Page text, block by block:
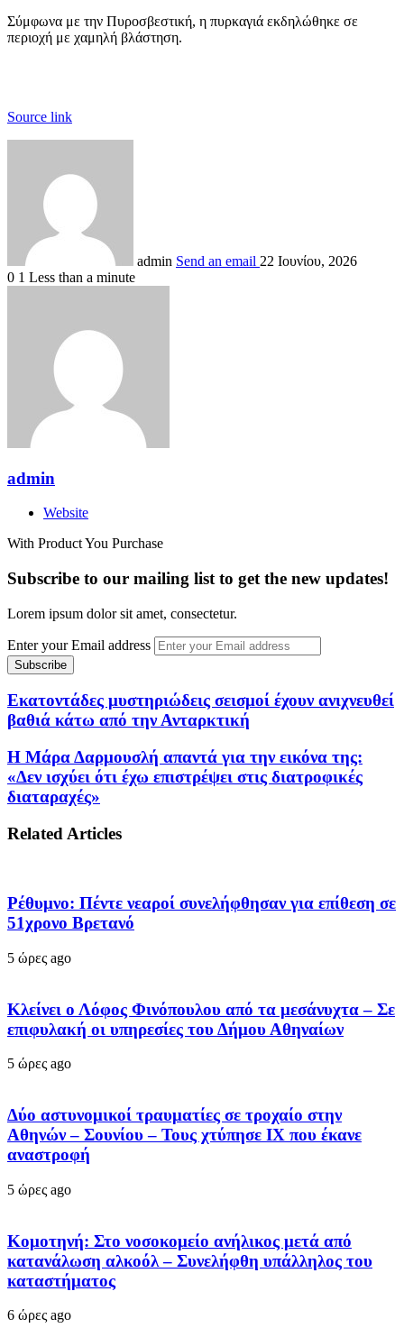
Σύμφωνα με την Πυροσβεστική, η πυρκαγιά εκδηλώθηκε σε
περιοχή με χαμηλή βλάστηση.
Source link
admin Send an email 22 Ιουνίου, 2026
0 1 Less than a minute
admin
Website
With Product You Purchase
Subscribe to our mailing list to get the new updates!
Lorem ipsum dolor sit amet, consectetur.
Enter your Email address
Εκατοντάδες μυστηριώδεις σεισμοί έχουν ανιχνευθεί
βαθιά κάτω από την Ανταρκτική
Η Μάρα Δαρμουσλή απαντά για την εικόνα της:
«Δεν ισχύει ότι έχω επιστρέψει στις διατροφικές
διαταραχές»
Related Articles
Ρέθυμνο: Πέντε νεαροί συνελήφθησαν για επίθεση σε
51χρονο Βρετανό
5 ώρες ago
Κλείνει ο Λόφος Φινόπουλου από τα μεσάνυχτα – Σε
επιφυλακή οι υπηρεσίες του Δήμου Αθηναίων
5 ώρες ago
Δύο αστυνομικοί τραυματίες σε τροχαίο στην
Αθηνών – Σουνίου – Τους χτύπησε ΙΧ που έκανε
αναστροφή
5 ώρες ago
Κομοτηνή: Στο νοσοκομείο ανήλικος μετά από
κατανάλωση αλκοόλ – Συνελήφθη υπάλληλος του
καταστήματος
6 ώρες ago